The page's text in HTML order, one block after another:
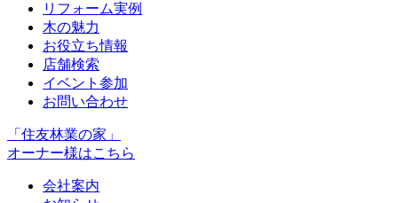
リフォーム実例
木の魅力
お役立ち情報
店舗検索
イベント参加
お問い合わせ
「住友林業の家」
オーナー様はこちら
会社案内